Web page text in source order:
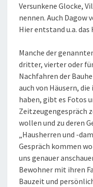
Versunkene Glocke,
nennen. Auch Dagow
Hier entstand u.a. das
Manche der
dritter, vierter oder
Nachfahren der
auch von Häusern,
haben, gibt es Fotos
Zeitzeugengespräch
wollen und zu deren
„Hausherren und -
Gespräch kommen
uns genauer
Bewohner mit ihren
Bauzeit und